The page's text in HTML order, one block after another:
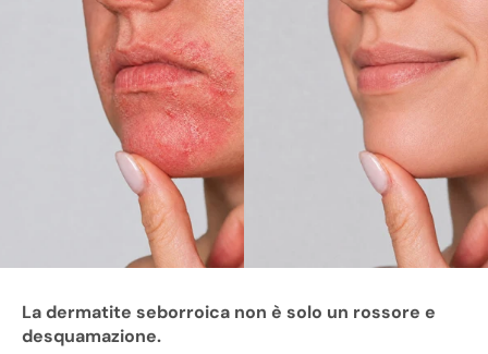
La dermatite seborroica non è solo un rossore e
desquamazione.